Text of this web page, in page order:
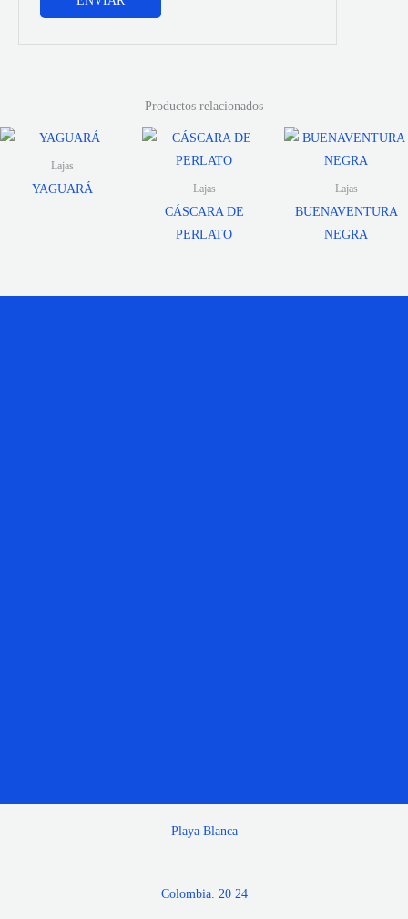
Productos relacionados
Lajas
YAGUARÁ Lajas
CÁSCARA DE
PERLATO
Lajas
BUENAVENTURA
NEGRA
Playa Blanca
Colombia. 20 24